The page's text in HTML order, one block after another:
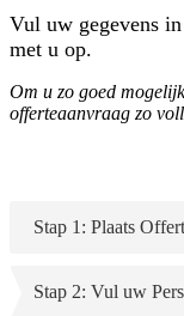
Vul uw gegevens
met u op.
Om u zo goed
offerteaanvraag zo
Stap 1: Plaats
Stap 2: Vul uw